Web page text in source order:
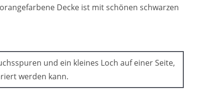
Decke ist mit schönen schwarzen
und ein kleines Loch auf einer Seite,
werden kann.